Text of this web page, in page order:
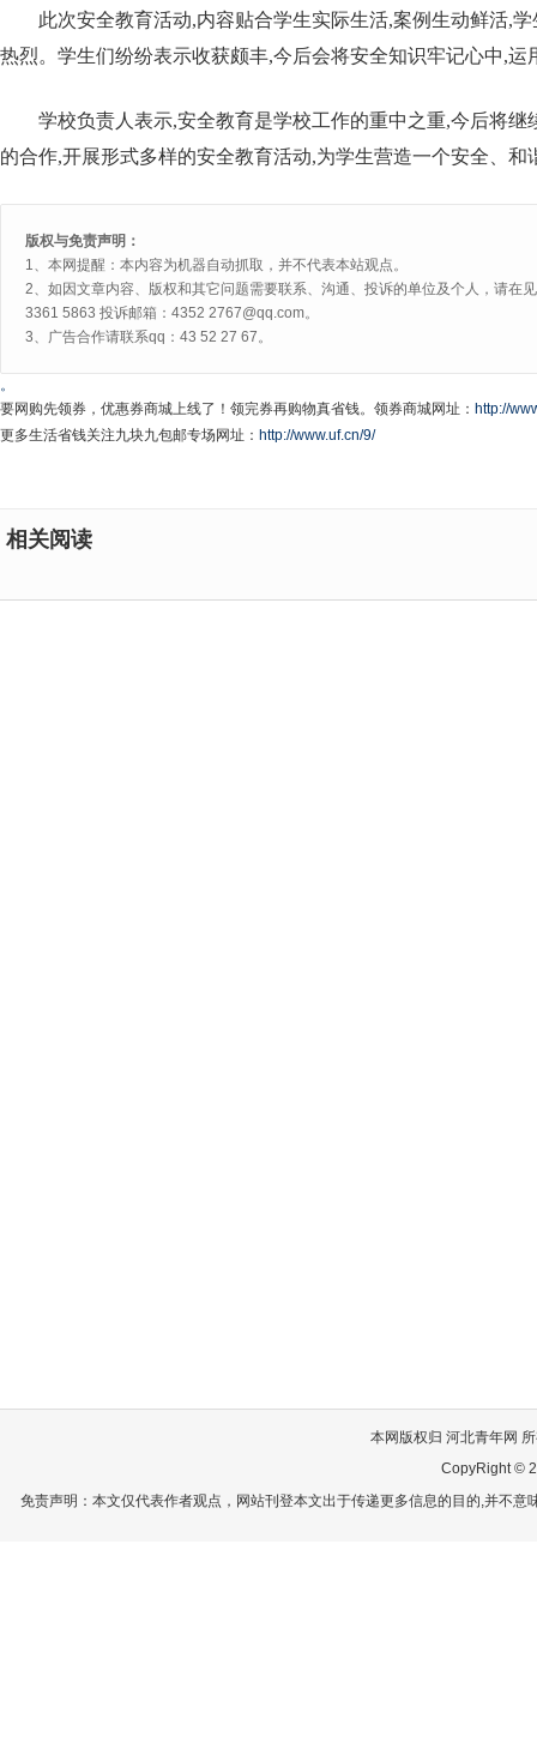
此次安全教育活动,内容贴合学生实际生活,案例生动鲜活,
热烈。学生们纷纷表示收获颇丰,今后会将安全知识牢记心中,运
学校负责人表示,安全教育是学校工作的重中之重,今后将继
的合作,开展形式多样的安全教育活动,为学生营造一个安全、和
版权与免责声明：
1、本网提醒：本内容为机器自动抓取，并不代表本站观点。
2、如因文章内容、版权和其它问题需要联系、沟通、投诉的单位及个人，请在
3361 5863 投诉邮箱：4352 2767@qq.com。
3、广告合作请联系qq：43 52 27 67。
。
要网购先领券，优惠券商城上线了！领完券再购物真省钱。领券商城网址： http://
更多生活省钱关注九块九包邮专场网址： http://www.uf.cn/9/
相关阅读
本网版权归 河北青年网
CopyRight ©
免责声明：本文仅代表作者观点，网站刊登本文出于传递更多信息的目的,并不